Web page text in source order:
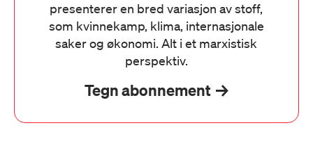
presenterer en bred variasjon av stoff,
som kvinnekamp, klima, internasjonale
saker og økonomi. Alt i et marxistisk
perspektiv.
Tegn abonnement